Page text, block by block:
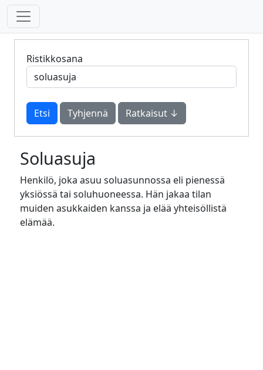
Ristikkosana
Tyhjennä Ratkaisut ↓
Soluasuja
Henkilö, joka asuu soluasunnossa eli pienessä
yksiössä tai soluhuoneessa. Hän jakaa tilan
muiden asukkaiden kanssa ja elää yhteisöllistä
elämää.